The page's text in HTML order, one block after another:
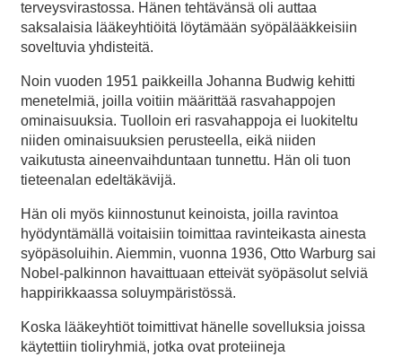
terveysvirastossa. Hänen tehtävänsä oli auttaa
saksalaisia lääkeyhtiöitä löytämään syöpälääkkeisiin
soveltuvia yhdisteitä.
Noin vuoden 1951 paikkeilla Johanna Budwig kehitti
menetelmiä, joilla voitiin määrittää rasvahappojen
ominaisuuksia. Tuolloin eri rasvahappoja ei luokiteltu
niiden ominaisuuksien perusteella, eikä niiden
vaikutusta aineenvaihduntaan tunnettu. Hän oli tuon
tieteenalan edeltäkävijä.
Hän oli myös kiinnostunut keinoista, joilla ravintoa
hyödyntämällä voitaisiin toimittaa ravinteikasta ainesta
syöpäsoluihin. Aiemmin, vuonna 1936, Otto Warburg sai
Nobel-palkinnon havaittuaan etteivät syöpäsolut selviä
happirikkaassa soluympäristössä.
Koska lääkeyhtiöt toimittivat hänelle sovelluksia joissa
käytettiin tioliryhmiä, jotka ovat proteiineja